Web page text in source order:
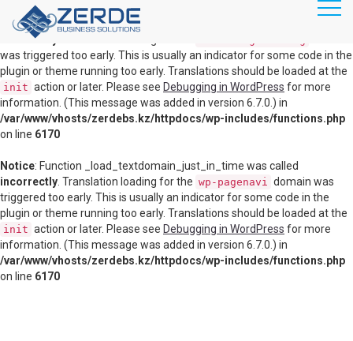
Notice: Function _load_textdomain_just_in_time was called
incorrectly
was triggered too early. This is usually an indicator for some code in the
plugin or theme running too early. Translations should be loaded at the
init action or later. Please see Debugging in WordPress for more
information. (This message was added in version 6.7.0.) in
/var/www/vhosts/zerdebs.kz/httpdocs/wp-includes/functions.php
on line 6170
Notice: Function _load_textdomain_just_in_time was called
incorrectly . Translation loading for the wp-pagenavi domain was
triggered too early. This is usually an indicator for some code in the
plugin or theme running too early. Translations should be loaded at the
init action or later. Please see Debugging in WordPress for more
information. (This message was added in version 6.7.0.) in
/var/www/vhosts/zerdebs.kz/httpdocs/wp-includes/functions.php
on line 6170
Главная
Продукты
Маршрутизация, коммутация
Информационная безопасность
Видеоконференц связь
Серверное оборудование
Системы хранения данных